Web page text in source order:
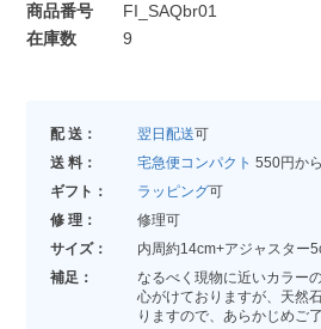
商品番号
FI_SAQbr01
在庫数
9
配 送： 翌日配送可
送 料：
宅急便コンパクト 550円か
ギフト：
ラッピング可
修 理：
修理可
サイズ：
内周約14cm+アジャスター
補足：
なるべく現物に近いカラー
心がけておりますが、天然
りますので、あらかじめご